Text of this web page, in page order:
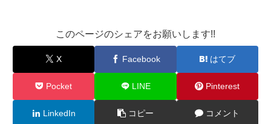
このページのシェアをお願いします!!
X Facebook はてブ
Pocket LINE Pinterest
LinkedIn コピー コメント